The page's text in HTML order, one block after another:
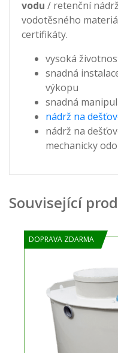
vodu / retenční
vodotěsného
certifikáty.
vysoká
snadná
výkopu
snadná
nádrž na
nádrž na
mechanicky
Související
DOPRAVA ZDARMA